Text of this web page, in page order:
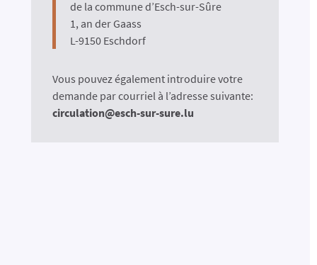
de la commune d’Esch-sur-Sûre
1, an der Gaass
L-9150 Eschdorf
Vous pouvez également introduire votre
demande par courriel à l’adresse suivante:
circulation@esch-sur-sure.lu